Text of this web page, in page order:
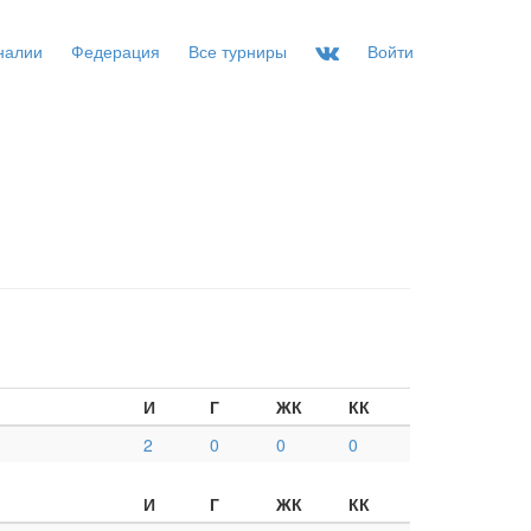
Федерация Все турниры Войти
И Г ЖК
КК
2 0 0 0
И Г ЖК
КК